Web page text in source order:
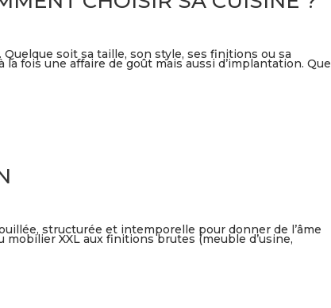
soit sa taille, son style, ses finitions ou sa
fois une affaire de goût mais aussi d’implantation. Que
structurée et intemporelle pour donner de l’âme
XXL aux finitions brutes (meuble d’usine,